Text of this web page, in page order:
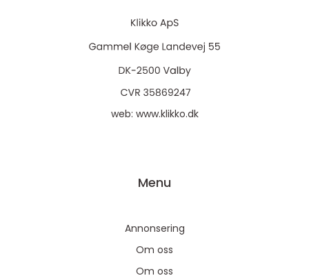
web: www.klikko.dk
Menu
Annonsering
Om oss
Om oss